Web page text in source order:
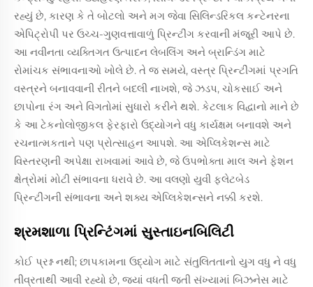
રહ્યું છે, કારણ કે તે બોટલો અને મગ જેવા સિલિન્ડરિકલ કન્ટેનરના
એપિટ્રોપી પર ઉચ્ચ-ગુણવત્તાવાળું પ્રિન્ટીંગ કરવાની મંજૂરી આપે છે.
આ નવીનતા વ્યક્તિગત ઉત્પાદન લેબલિંગ અને બ્રાન્ડિંગ માટે
રોમાંચક સંભાવનાઓ ખોલે છે. તે જ સમયે, વસ્ત્ર પ્રિન્ટીંગમાં પ્રગતિ
વસ્ત્રને બનાવવાની રીતને બદલી નાખશે, જે ઝડપ, ચોકસાઈ અને
છાપોના રંગ અને વિગતોમાં સુધારો કરીને થશે. કેટલાક વિદ્વાનો માને છે
કે આ ટેકનોલોજીકલ ફેરફારો ઉદ્યોગને વધુ કાર્યક્ષમ બનાવશે અને
રચનાત્મકતાને પણ પ્રોત્સાહન આપશે. આ એપ્લિકેશન્સ માટે
વિસ્તરણની અપેક્ષા રાખવામાં આવે છે, જે ઉપભોક્તા માલ અને ફેશન
ક્ષેત્રોમાં મોટી સંભાવના ધરાવે છે. આ વલણો યુવી ફ્લેટબેડ
પ્રિન્ટીંગની સંભાવના અને શક્ય એપ્લિકેશન્સને નક્કી કરશે.
શ્રમશાળા પ્રિન્ટિંગમાં સુસ્તાઇનબિલિટી
કોઈ પ્રશ્ન નથી; છાપકામના ઉદ્યોગ માટે સંતુલિતતાનો યુગ વધુ ને વધુ
તીવ્રતાથી આવી રહ્યો છે, જ્યાં વધતી જતી સંખ્યામાં બિઝનેસ માટે